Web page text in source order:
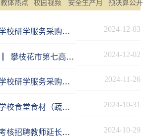
教体热点 校园视频 安全生产月 预决算公开
攀枝花市第七高级中学校研学服务采购项目中标公告 2024-12-03
12月7日，现场考核▏▏攀枝花市第七高级中学校关于2024年秋季直接考核招聘教师现场考核的公告 2024-12-02
攀枝花市第七高级中学校研学服务采购项目比选公告 2024-11-26
攀枝花市第七高级中学校食堂食材（蔬菜）供应商采购项目竞争性磋商成交公告 2024-10-31
关于2024年秋季直接考核招聘教师延长报名时间的公告 2024-10-29